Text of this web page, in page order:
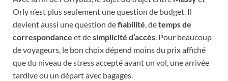
Orly n’est plus seulement une question de budget. Il
devient aussi une question defiabilité, detemps de
correspondance et desimplicité d’accès. Pour beaucoup
de voyageurs, le bon choix dépend moins du prix affiché
que du niveau de stress accepté avant un vol, une arrivée
tardive ou un départ avec bagages.